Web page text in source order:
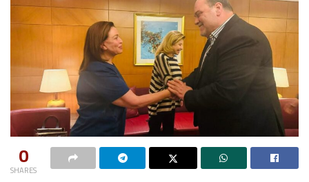
0
SHARES